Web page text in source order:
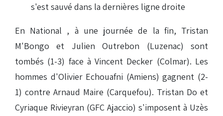
s'est sauvé dans la dernières ligne droite
En National , à une journée de la fin, Tristan
M'Bongo et Julien Outrebon (Luzenac) sont
tombés (1-3) face à Vincent Decker (Colmar). Les
hommes d'Olivier Echouafni (Amiens) gagnent (2-
1) contre Arnaud Maire (Carquefou). Tristan Do et
Cyriaque Rivieyran (GFC Ajaccio) s'imposent à Uzès